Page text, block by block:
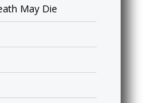
May Die